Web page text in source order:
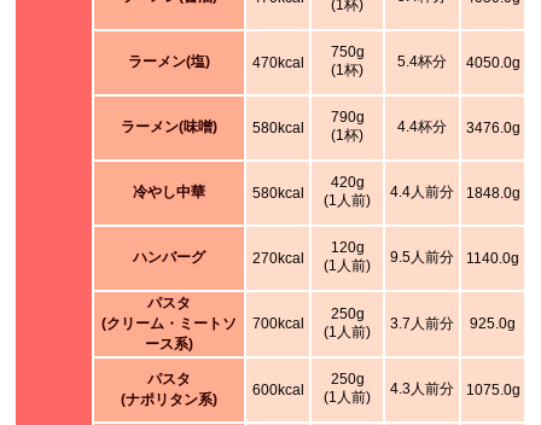
(1杯)
ラーメン(塩) 470kcal
750g
(1杯)
5.4杯分 4050.0g
ラーメン(味噌) 580kcal
790g
(1杯)
4.4杯分 3476.0g
冷やし中華 580kcal
420g
(1人前)
4.4人前分 1848.0g
ハンバーグ 270kcal
120g
(1人前)
9.5人前分 1140.0g
パスタ
(クリーム・ミートソ
ース系)
700kcal
250g
(1人前)
3.7人前分 925.0g
パスタ
(ナポリタン系)
600kcal
250g
(1人前)
4.3人前分 1075.0g